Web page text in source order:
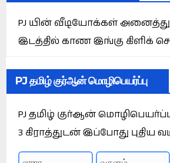
PJ யின் வீடியோக்கள்
இடத்தில் காண இங்கு கிளிக்
PJ தமிழ் குர்ஆன் மொழிபெயர்ப்பு
PJ தமிழ் குர்ஆன்
3 கிராத்துடன் இப்போது புதிய